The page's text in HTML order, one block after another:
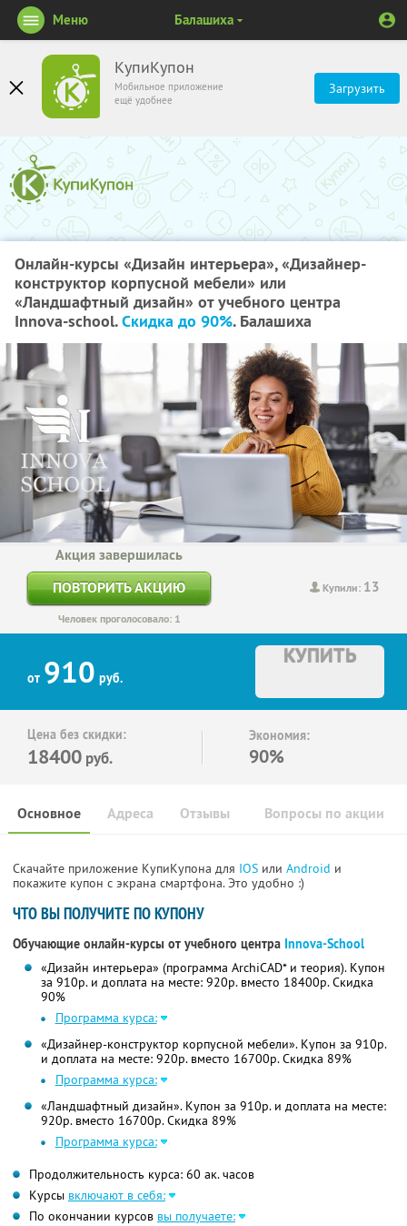
КупиКупон
Мобильное приложение
ещё удобнее
Загрузить
Меню Балашиха
Онлайн-курсы «Дизайн интерьера», «Дизайнер-
конструктор корпусной мебели» или
«Ландшафтный дизайн» от учебного центра
Innova-school.Скидка до 90%. Балашиха
Купили: 13
Акция завершилась
ПОВТОРИТЬ АКЦИЮ
Человек проголосовало: 1
от 910 руб.
КУПИТЬ
Цена без скидки:
18400 руб.
Экономия:
90%
Основное Отзывы Вопросы по акции
Адреса
Скачайте приложение КупиКупона для IOS или Android и
покажите купон с экрана смартфона. Это удобно :)
ЧТО ВЫ ПОЛУЧИТЕ ПО КУПОНУ
Обучающие онлайн-курсы от учебного центра Innova-School
«Дизайн интерьера» (программа ArchiCAD* и теория). Купон
за 910р. и доплата на месте: 920р. вместо 18400р. Скидка
90%
Программа курса:
«Дизайнер-конструктор корпусной мебели». Купон за 910р.
и доплата на месте: 920р. вместо 16700р. Скидка 89%
Программа курса:
«Ландшафтный дизайн». Купон за 910р. и доплата на месте:
920р. вместо 16700р. Скидка 89%
Программа курса:
Продолжительность курса: 60 ак. часов
Курсы включают в себя:
По окончании курсов вы получаете: